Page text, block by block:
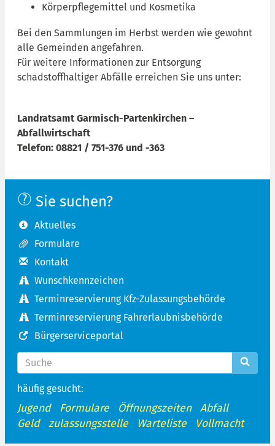
Körperpflegemittel und Kosmetika
Bei den Sammlungen im Herbst werden wie gewohnt
alle Gemeinden angefahren.
Für weitere Informationen zur Entsorgung
schadstoffhaltiger Abfälle erreichen Sie uns unter:
Landratsamt Garmisch-Partenkirchen –
Abfallwirtschaft
Telefon: 08821 / 751-376 und -363
Sie suchen?
Aktuelles
Formulare
Kontakt
Wunschkennzeichen
Terminreservierung Kfz-Zulassungsbehörde
Terminreservierung Fahrerlaubnisbehörde
Bürgerserviceportal
häufig gesucht:
Jugend Formulare Öffnungszeiten
Abfall
Geld
zulassungsstelle Warteliste Vollmacht